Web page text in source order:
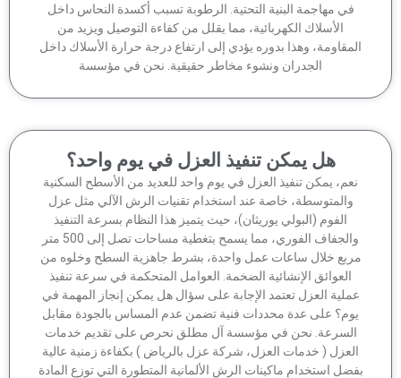
في مهاجمة البنية التحتية. الرطوبة تسبب أكسدة النحاس داخل
الأسلاك الكهربائية، مما يقلل من كفاءة التوصيل ويزيد من
وهذا بدوره يؤدي إلى ارتفاع درجة حرارة الأسلاك داخل
الجدران ونشوء مخاطر حقيقية. نحن في مؤسسة
هل يمكن تنفيذ العزل في يوم واحد؟
يمكن تنفيذ العزل في يوم واحد للعديد من الأسطح السكنية
والمتوسطة، خاصة عند استخدام تقنيات الرش الآلي مثل عزل
الفوم (البولي يوريثان)، حيث يتميز هذا النظام بسرعة التنفيذ
والجفاف الفوري، مما يسمح بتغطية مساحات تصل إلى 500 متر
خلال ساعات عمل واحدة، بشرط جاهزية السطح وخلوه من
العوائق الإنشائية الضخمة. العوامل المتحكمة في سرعة تنفيذ
العزل تعتمد الإجابة على سؤال هل يمكن إنجاز المهمة في
على عدة محددات فنية تضمن عدم المساس بالجودة مقابل
نحن في مؤسسة آل مطلق نحرص على تقديم خدمات
( خدمات العزل، شركة عزل بالرياض ) بكفاءة زمنية عالية
استخدام ماكينات الرش الألمانية المتطورة التي توزع المادة